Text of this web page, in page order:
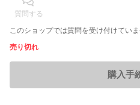
質問する
このショップでは質問を受け付けていま
売り切れ
購入手